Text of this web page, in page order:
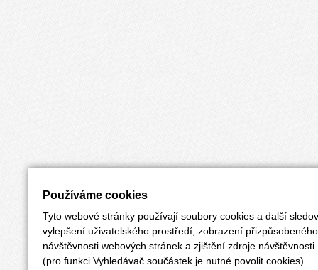
Používáme cookies
Tyto webové stránky používají soubory cookies a další
vylepšení uživatelského prostředí, zobrazení
návštěvnosti webových stránek a zjištění zdroje návštěvnosti.
(pro funkci Vyhledávač součástek je nutné povolit cookies)